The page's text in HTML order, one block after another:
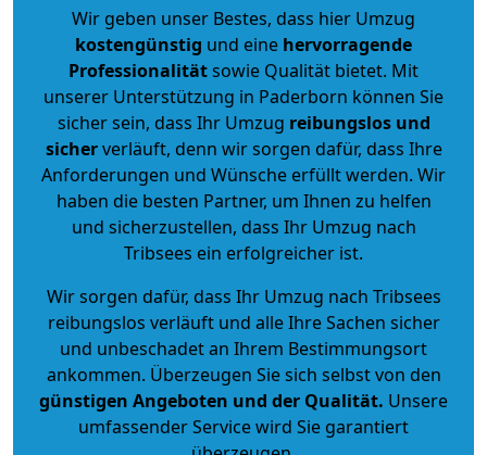
Wir geben unser Bestes, dass hier Umzug
kostengünstig und eine hervorragende
Professionalitätsowie Qualität bietet. Mit
unserer Unterstützung in Paderborn können Sie
sicher sein, dass Ihr Umzug reibungslos und
sicherverläuft, denn wir sorgen dafür, dass Ihre
Anforderungen und Wünsche erfüllt werden. Wir
haben die besten Partner, um Ihnen zu helfen
und sicherzustellen, dass Ihr Umzug nach
Tribsees ein erfolgreicher ist.
Wir sorgen dafür, dass Ihr Umzug nach Tribsees
reibungslos verläuft und alle Ihre Sachen sicher
und unbeschadet an Ihrem Bestimmungsort
ankommen. Überzeugen Sie sich selbst von den
günstigen Angeboten und der Qualität. Unsere
umfassender Service wird Sie garantiert